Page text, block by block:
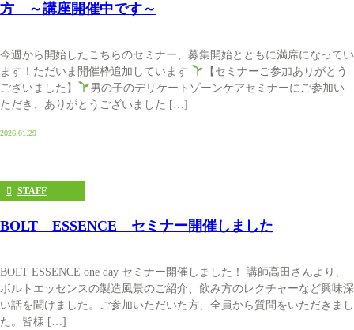
方 ～講座開催中です～
今週から開始したこちらのセミナー、募集開始とともに満席になってい
ます！ただいま開催枠追加しています
【セミナーご参加ありがとう
ございました】
男の子のデリケートゾーンケアセミナーにご参加い
ただき、ありがとうございました […]
2026.01.29
STAFF
BOLT ESSENCE セミナー開催しました
BOLT ESSENCE one day セミナー開催しました！ 講師高田さんより、
ボルトエッセンスの製造風景のご紹介、飲み方のレクチャーなど興味深
い話を聞けました。ご参加いただいた方、全員から質問をいただきまし
た。皆様 […]